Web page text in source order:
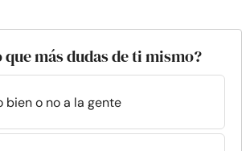
que más dudas de ti mismo?
bien o no a la gente